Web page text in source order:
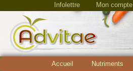
Infolettre Mon compte
Accueil Nutriments